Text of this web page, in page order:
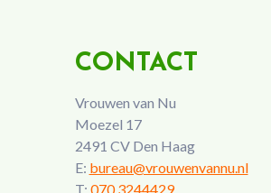
CONTACT
Vrouwen van Nu
Moezel 17
2491 CV Den Haag
E: bureau@vrouwenvannu.nl
T: 070 3244429